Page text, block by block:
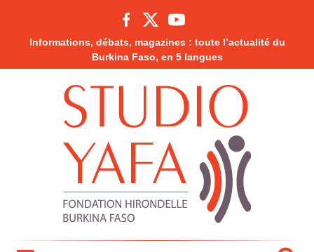
Informations, débats, magazines : toute l’actualité du
Burkina Faso, en 5 langues